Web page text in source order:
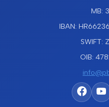
MB:
IBAN:
SWIFT:
OIB: